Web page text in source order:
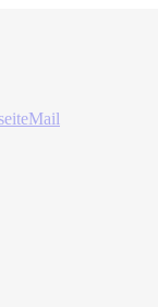
Mail